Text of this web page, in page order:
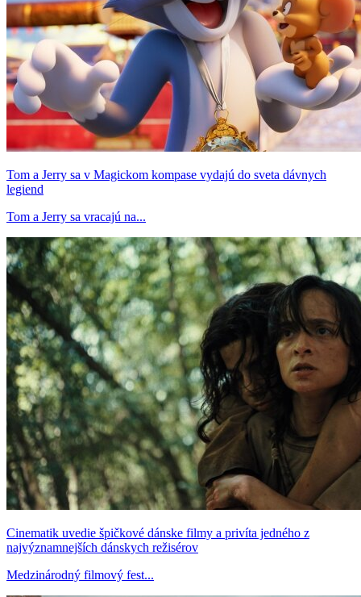
Tom a Jerry sa v Magickom kompase vydajú do sveta dávnych
legiend
Tom a Jerry sa vracajú na...
Cinematik uvedie špičkové dánske filmy a privíta jedného z
najvýznamnejších dánskych režisérov
Medzinárodný filmový fest...